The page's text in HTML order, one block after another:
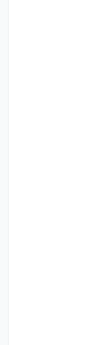
از منابع آبی ارائه
از جمله تأمین آب
شده‌اند.
کیفی، ارائه
برای تضمین
و مصرف‌کنندگان در
در حفظ منابع آبی
ما عضو شوید